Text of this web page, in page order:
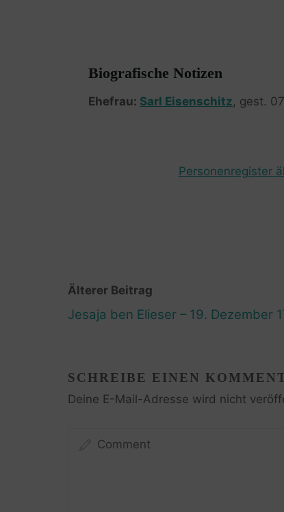
Biografische Notizen
Ehefrau: Sarl Eisenschitz, gest.
Personenregister
Älterer Beitrag
Jesaja ben Elieser – 19. Dezember
SCHREIBE EINEN
Deine E-Mail-Adresse wird nicht